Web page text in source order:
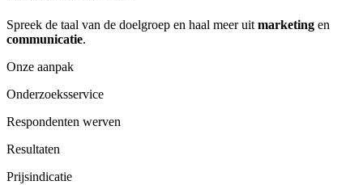
Spreek de taal van de doelgroep en haal meer uit marketing en
communicatie.
Onze aanpak
Onderzoeksservice
Respondenten werven
Resultaten
Prijsindicatie